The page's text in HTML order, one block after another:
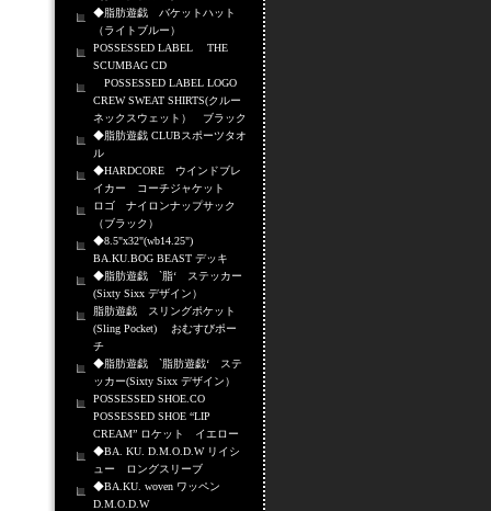
◆脂肪遊戯 バケットハット
（ライトブルー）
POSSESSED LABEL THE
SCUMBAG CD
POSSESSED LABEL LOGO
CREW SWEAT SHIRTS(クルー
ネックスウェット） ブラック
◆脂肪遊戯 CLUBスポーツタオ
ル
◆HARDCORE ウインドブレ
イカー コーチジャケット
ロゴ ナイロンナップサック
（ブラック）
◆8.5"x32"(wb14.25")
BA.KU.BOG BEAST デッキ
◆脂肪遊戯 `脂‘ ステッカー
(Sixty Sixx デザイン）
脂肪遊戯 スリングポケット
(Sling Pocket) おむすびポー
チ
◆脂肪遊戯 `脂肪遊戯‘ ステ
ッカー(Sixty Sixx デザイン）
POSSESSED SHOE.CO
POSSESSED SHOE “LIP
CREAM” ロケット イエロー
◆BA. KU. D.M.O.D.W リイシ
ュー ロングスリーブ
◆BA.KU. woven ワッペン
D.M.O.D.W